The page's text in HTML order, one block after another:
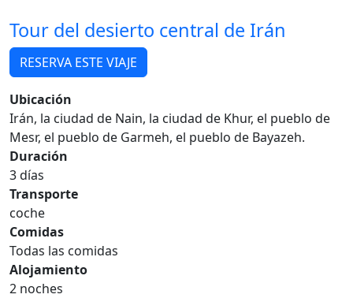
Tour del desierto central de Irán
RESERVA ESTE VIAJE
Ubicación
Irán, la ciudad de Nain, la ciudad de Khur, el pueblo de
Mesr, el pueblo de Garmeh, el pueblo de Bayazeh.
Duración
3 días
Transporte
coche
Comidas
Todas las comidas
Alojamiento
2 noches